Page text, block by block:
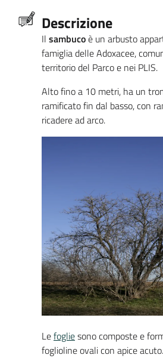
Descrizione
Il sambucoè un arbusto
famiglia delle Adoxacee,
territorio del Parco e nei PLIS.
Alto fino a 10 metri, ha un
ramificato fin dal basso, con
ricadere ad arco.
Lefogliesono composte e
foglioline ovali con apice acuto.